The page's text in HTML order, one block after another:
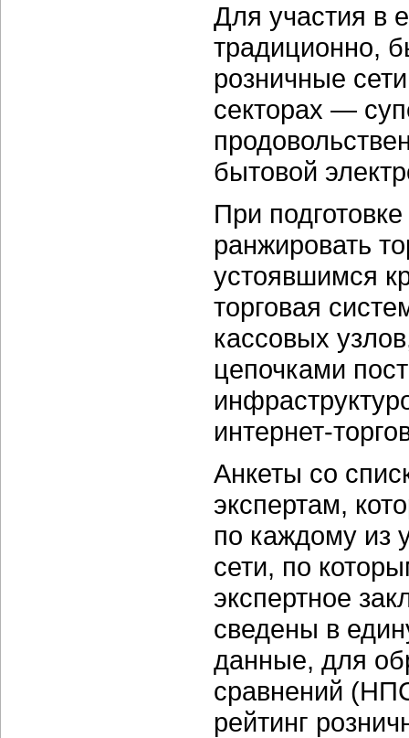
Для участия в
традиционно,
розничные
секторах —
бытовой
При
ранжировать
устоявшимся
торговая
кассовых
цепочками
интернет-
Анкеты со
экспертам,
по каждому из
сети, по
экспертное
сведены в
данные, для
сравнений
рейтинг